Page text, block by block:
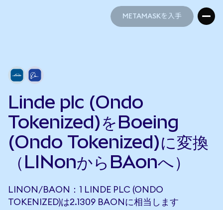
METAMASKを入手
Linde plc (Ondo
Tokenized)をBoeing
(Ondo Tokenized)に変換
（LINonからBAonへ）
LINON/BAON：1 LINDE PLC (ONDO
TOKENIZED)は2.1309 BAONに相当します